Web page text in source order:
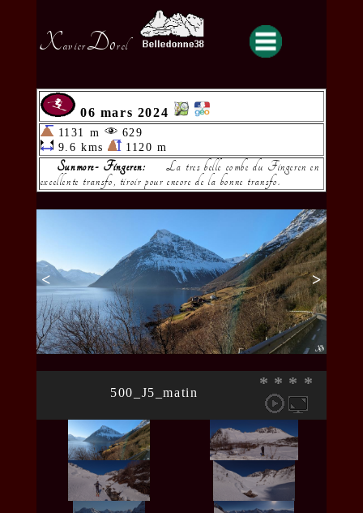
XavierDorel
06 mars 2024
1131 m
629
9.6 kms
1120 m
Sunmore- Fingeren:
La tres belle combe du Fingeren en
excellente transfo, tiroir pour encore de la bonne transfo.
< >
* * * *
500_J5_matin